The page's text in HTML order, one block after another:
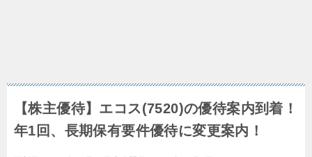
【株主優待】エコス(7520)の優待案内到着！
年1回、長期保有要件優待に変更案内！